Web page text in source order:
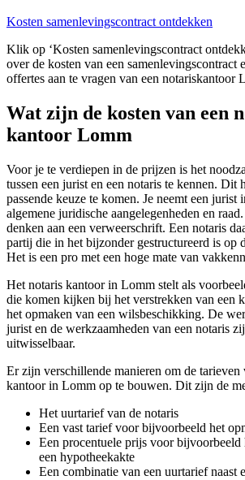
Kosten samenlevingscontract ontdekken
Klik op ‘Kosten samenlevingscontract
over de kosten van een
offertes aan te vragen van een notariskantoor
Wat zijn de kosten van een
kantoor Lomm
Voor je te verdiepen in de prijzen is het
tussen een jurist en een notaris te kennen. Dit
passende keuze te komen. Je neemt een jurist
algemene juridische aangelegenheden en
denken aan een verweerschrift. Een notaris
partij die in het bijzonder gestructureerd is op
Het is een pro met een hoge mate van
Het notaris kantoor in Lomm stelt als
die komen kijken bij het verstrekken van een
het opmaken van een wilsbeschikking. De
jurist en de werkzaamheden van een notaris
uitwisselbaar.
Er zijn verschillende manieren om de tarieven
kantoor in Lomm op te bouwen. Dit zijn de
Het uurtarief van de notaris
Een vast tarief voor bijvoorbeeld het
Een procentuele prijs voor bijvoorbeeld
een hypotheekakte
Een combinatie van een uurtarief naast